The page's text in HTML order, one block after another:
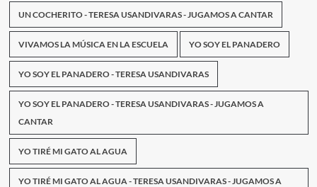
UN COCHERITO - TERESA USANDIVARAS - JUGAMOS A CANTAR
VIVAMOS LA MÚSICA EN LA ESCUELA YO SOY EL PANADERO
YO SOY EL PANADERO - TERESA USANDIVARAS
YO SOY EL PANADERO - TERESA USANDIVARAS - JUGAMOS A
CANTAR
YO TIRÉ MI GATO AL AGUA
YO TIRÉ MI GATO AL AGUA - TERESA USANDIVARAS - JUGAMOS A